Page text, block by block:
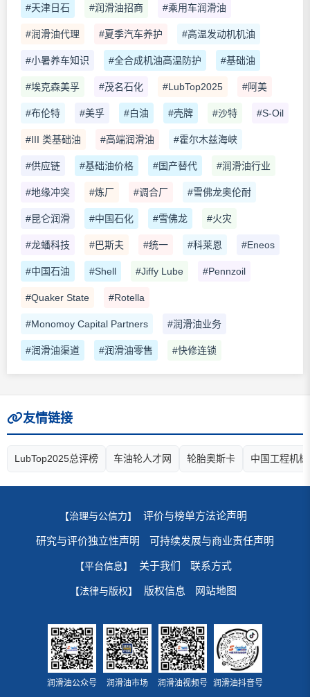
#天津日石 #润滑油招商 #乘用车润滑油
#润滑油代理 #夏季汽车养护 #高温发动机机油
#小暑养车知识 #全合成机油高温防护 #基础油
#埃克森美孚 #茂名石化 #LubTop2025 #阿美
#布伦特 #美孚 #白油 #壳牌 #沙特 #S-Oil
#III 类基础油 #高端润滑油 #霍尔木兹海峡
#供应链 #基础油价格 #国产替代 #润滑油行业
#地缘冲突 #炼厂 #调合厂 #雪佛龙奥伦耐
#昆仑润滑 #中国石化 #雪佛龙 #火灾
#龙蟠科技 #巴斯夫 #统一 #科莱恩 #Eneos
#中国石油 #Shell #Jiffy Lube #Pennzoil
#Quaker State #Rotella
#Monomoy Capital Partners #润滑油业务
#润滑油渠道 #润滑油零售 #快修连锁
友情链接
LubTop2025总评榜 车油轮人才网 轮胎奥斯卡 中国工程机
【治理与公信力】 评价与榜单方法论声明
研究与评价独立性声明 可持续发展与商业责任声明
【平台信息】 关于我们 联系方式
【法律与版权】 版权信息 网站地图
润滑油公众号 润滑油市场 润滑油视频号 润滑油抖音号